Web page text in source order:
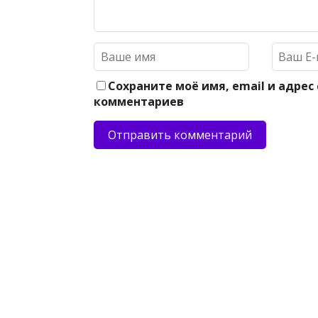
Сохраните моё имя, email и
комментариев